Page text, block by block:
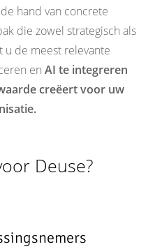
hand van concrete
die zowel strategisch als
u de meest relevante
enAI te integreren
creëert voor uw
Deuse?